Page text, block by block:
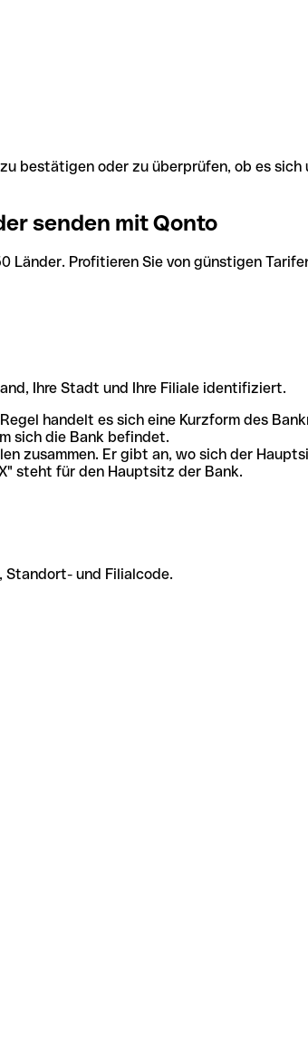
bestätigen oder zu überprüfen, ob es sich
senden mit Qonto
Profitieren Sie von günstigen
Ihre Stadt und Ihre Filiale identifiziert.
handelt es sich eine Kurzform des
sich die Bank befindet.
zusammen. Er gibt an, wo sich der
steht für den Hauptsitz der Bank.
Standort- und Filialcode.